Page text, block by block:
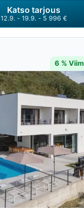
Katso tarjous
12.9. - 19.9. - 5 996 €
6 %